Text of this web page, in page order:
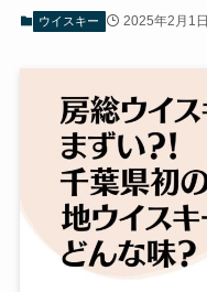
ウイスキー 2025年2月1日